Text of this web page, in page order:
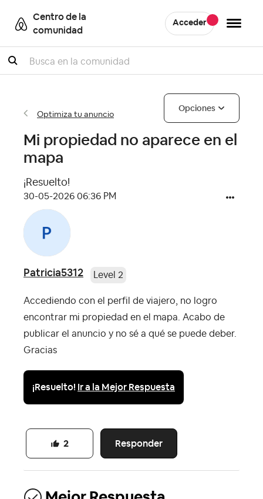
Centro de la
comunidad
Acceder
Buscar
Optimiza tu anuncio
Opciones
Mi propiedad no aparece en el
mapa
¡Resuelto!
‎30-05-2026 06:36 PM
Patricia5312 Level 2
Accediendo con el perfil de viajero, no logro
encontrar mi propiedad en el mapa. Acabo de
publicar el anuncio y no sé a qué se puede deber.
Gracias
¡Resuelto! Ir a la Mejor Respuesta
Responder
2